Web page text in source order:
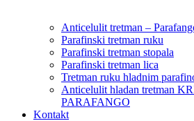
Anticelulit tretman –
Parafinski tretman ruku
Parafinski tretman stopala
Parafinski tretman lica
Tretman ruku hladnim
Anticelulit hladan tretman
PARAFANGO
Kontakt